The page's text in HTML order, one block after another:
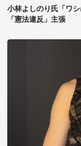
小林よしのり氏「ワ
「憲法違反」主張